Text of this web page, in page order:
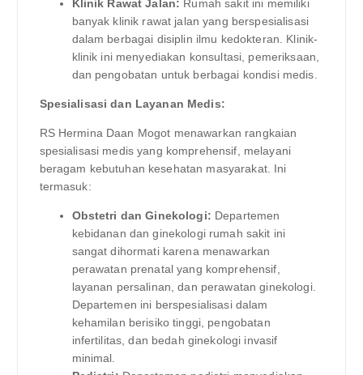
Klinik Rawat Jalan: Rumah sakit ini memiliki
banyak klinik rawat jalan yang berspesialisasi
dalam berbagai disiplin ilmu kedokteran. Klinik-
klinik ini menyediakan konsultasi, pemeriksaan,
dan pengobatan untuk berbagai kondisi medis.
Spesialisasi dan Layanan Medis:
RS Hermina Daan Mogot menawarkan rangkaian
spesialisasi medis yang komprehensif, melayani
beragam kebutuhan kesehatan masyarakat. Ini
termasuk:
Obstetri dan Ginekologi: Departemen
kebidanan dan ginekologi rumah sakit ini
sangat dihormati karena menawarkan
perawatan prenatal yang komprehensif,
layanan persalinan, dan perawatan ginekologi.
Departemen ini berspesialisasi dalam
kehamilan berisiko tinggi, pengobatan
infertilitas, dan bedah ginekologi invasif
minimal.